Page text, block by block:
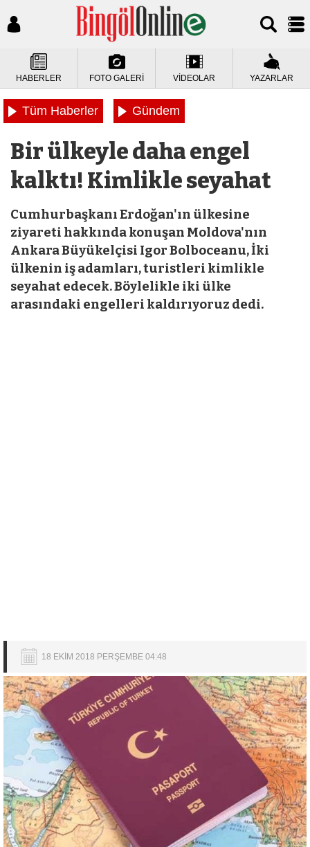
HABERLER FOTO GALERİ VİDEOLAR YAZARLAR
Tüm Haberler Gündem
Bir ülkeyle daha engel
kalktı! Kimlikle seyahat
Cumhurbaşkanı Erdoğan'ın ülkesine
ziyareti hakkında konuşan Moldova'nın
Ankara Büyükelçisi Igor Bolboceanu, İki
ülkenin iş adamları, turistleri kimlikle
seyahat edecek. Böylelikle iki ülke
arasındaki engelleri kaldırıyoruz dedi.
18 EKİM 2018 PERŞEMBE 04:48